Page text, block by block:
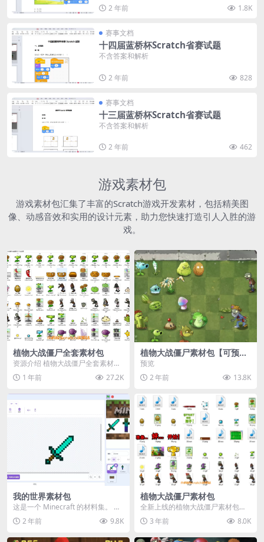
2 年前
1.8K
赛事文档
十四届蓝桥杯Scratch省赛试题
不含答案和解析
2 年前 828
赛事文档
十三届蓝桥杯Scratch省赛试题
不含答案和解析
2 年前 462
游戏素材包
游戏素材包汇集了丰富的Scratch游戏开发素材，包括精美图
像、动感音效和实用的设计元素，助力您快速打造引人入胜的游
戏。
植物大战僵尸全套素材包
资源介绍 植物大战僵尸全套素材
包，包含227个丰富多样的素材，
涵盖角色、背景、动...
1 年前 27.2K
植物大战僵尸素材包【可预
览】
预览
2 年前
13.8K
我的世界素材包
这是一个 Minecraft 的材料集。 操
作方法如下： 工具 → 右箭头 怪物...
2 年前 9.8K
植物大战僵尸素材包
全新上线的植物大战僵尸素材包，
内含48个精选资源，涵盖角色、场
景、音效等多样内容...
3 年前 8.0K